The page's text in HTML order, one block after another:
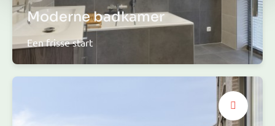
Moderne badkamer
Een frisse start